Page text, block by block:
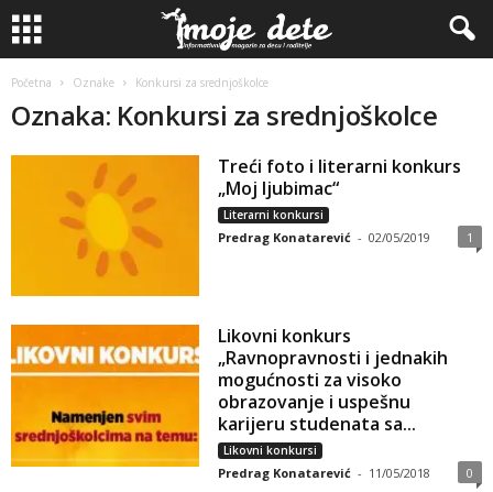
Početna Oznake Konkursi za srednjoškolce
Oznaka: Konkursi za srednjoškolce
Treći foto i literarni konkurs
„Moj lјubimac“
Literarni konkursi
Predrag Konatarević - 02/05/2019 1
Likovni konkurs
„Ravnopravnosti i jednakih
mogućnosti za visoko
obrazovanje i uspešnu
karijeru studenata sa...
Likovni konkursi
Predrag Konatarević - 11/05/2018 0